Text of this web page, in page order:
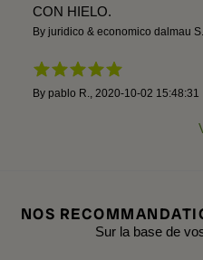
CON HIELO.
By juridico & economico dalmau S.
By pablo R. 2020-10-02 15:48:31
NOS
Sur la base de